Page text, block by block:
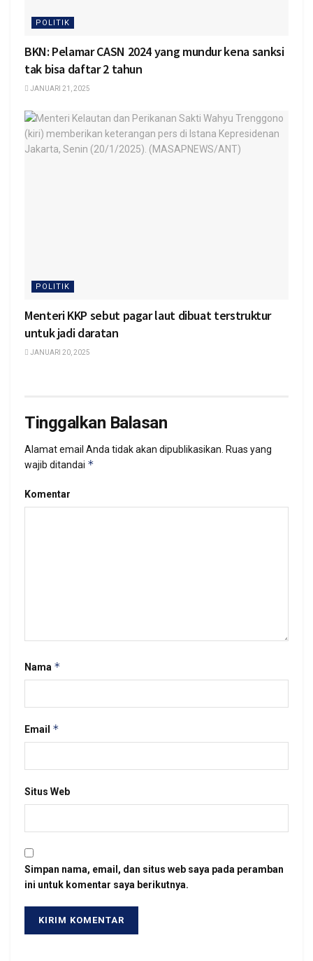
POLITIK
BKN: Pelamar CASN 2024 yang mundur kena sanksi
tak bisa daftar 2 tahun
JANUARI 21, 2025
POLITIK
Menteri KKP sebut pagar laut dibuat terstruktur
untuk jadi daratan
JANUARI 20, 2025
Tinggalkan Balasan
Alamat email Anda tidak akan dipublikasikan. Ruas yang
wajib ditandai *
Komentar
Nama *
Email *
Situs Web
Simpan nama, email, dan situs web saya pada peramban
ini untuk komentar saya berikutnya.